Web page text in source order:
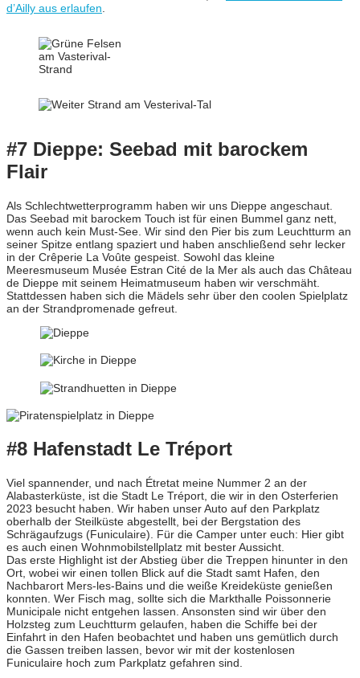
d’Ailly aus erlaufen
#7 Dieppe: Seebad mit barockem
Flair
Als Schlechtwetterprogramm haben wir uns Dieppe angeschaut.
Das Seebad mit barockem Touch ist für einen Bummel ganz nett,
wenn auch kein Must-See. Wir sind den Pier bis zum Leuchtturm an
seiner Spitze entlang spaziert und haben anschließend sehr lecker
in der Crêperie La Voûte gespeist. Sowohl das kleine
Meeresmuseum Musée Estran Cité de la Mer als auch das Château
de Dieppe mit seinem Heimatmuseum haben wir verschmäht.
Stattdessen haben sich die Mädels sehr über den coolen Spielplatz
an der Strandpromenade gefreut.
#8 Hafenstadt Le Tréport
Viel spannender, und nach Étretat meine Nummer 2 an der
Alabasterküste, ist die Stadt Le Tréport, die wir in den Osterferien
2023 besucht haben. Wir haben unser Auto auf den Parkplatz
oberhalb der Steilküste abgestellt, bei der Bergstation des
Schrägaufzugs (Funiculaire). Für die Camper unter euch: Hier gibt
es auch einen Wohnmobilstellplatz mit bester Aussicht.
Das erste Highlight ist der Abstieg über die Treppen hinunter in den
Ort, wobei wir einen tollen Blick auf die Stadt samt Hafen, den
Nachbarort Mers-les-Bains und die weiße Kreideküste genießen
konnten. Wer Fisch mag, sollte sich die Markthalle Poissonnerie
Municipale nicht entgehen lassen. Ansonsten sind wir über den
Holzsteg zum Leuchtturm gelaufen, haben die Schiffe bei der
Einfahrt in den Hafen beobachtet und haben uns gemütlich durch
die Gassen treiben lassen, bevor wir mit der kostenlosen
Funiculaire hoch zum Parkplatz gefahren sind.